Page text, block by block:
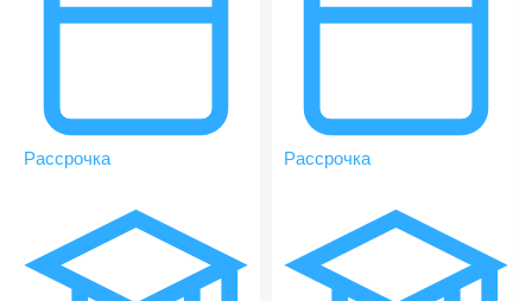
Рассрочка Рассрочка